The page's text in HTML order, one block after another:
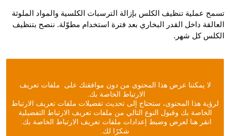
تسمح عملية تنظيف الكلس بإزالة الترسبات الكلسية والمواد الملوثة
العالقة داخل القدر البخاري بعد فترة استخدام مطوّلة. ننصح بتنظيف
الكلس كل شهر.
لا يمكننا عرض هذا المحتوى من دون موافقتك على ملفات تعريف
الارتباط الخاصة بك.
لرؤية هذا المحتوى، ستحتاج إلى تحديث تفضيلات ملفات تعريف الارتباط
الخاصة بك وقبول النوع التالي من ملفات تعريف الارتباط التفضيلية
انقر هنا لعرض وضبط إعدادات ملفات تعريف الارتباط الخاصة بك.
شكرًا لك.